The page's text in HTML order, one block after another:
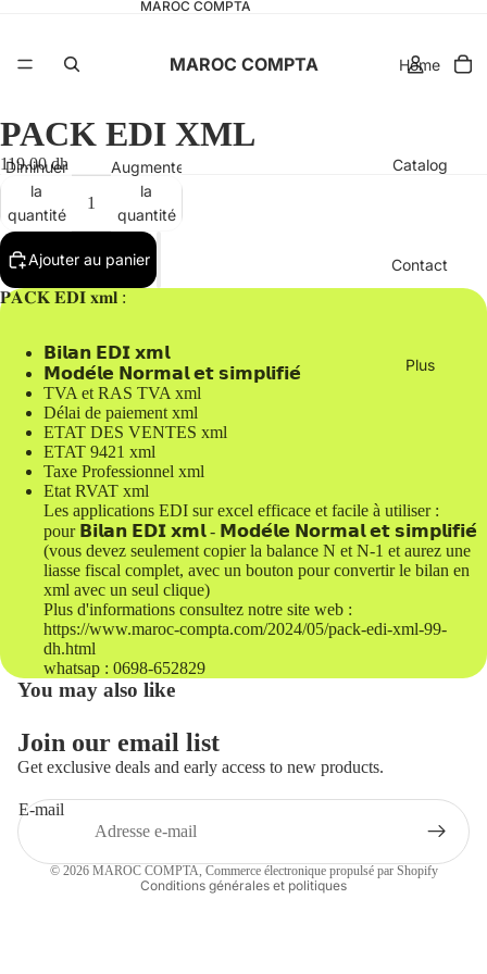
MAROC COMPTA
MAROC COMPTA Home
Catalog
Contact
Plus
PACK EDI XML
119.00 dh
Diminuer
la
quantité
Augmenter
la
quantité
Ajouter au panier
𝐏𝐀𝐂𝐊 𝐄𝐃𝐈 𝐱𝐦𝐥 :
𝗕𝗶𝗹𝗮𝗻 𝗘𝗗𝗜 𝘅𝗺𝗹
𝗠𝗼𝗱𝗲́𝗹𝗲 𝗡𝗼𝗿𝗺𝗮𝗹 𝗲𝘁 𝘀𝗶𝗺𝗽𝗹𝗶𝗳𝗶𝗲́
TVA et RAS TVA xml
Délai de paiement xml
ETAT DES VENTES xml
ETAT 9421 xml
Taxe Professionnel xml
Etat RVAT xml
Les applications EDI sur excel efficace et facile à utiliser :
pour 𝗕𝗶𝗹𝗮𝗻 𝗘𝗗𝗜 𝘅𝗺𝗹 - 𝗠𝗼𝗱𝗲́𝗹𝗲 𝗡𝗼𝗿𝗺𝗮𝗹 𝗲𝘁 𝘀𝗶𝗺𝗽𝗹𝗶𝗳𝗶𝗲́
(vous devez seulement copier la balance N et N-1 et aurez une
liasse fiscal complet, avec un bouton pour convertir le bilan en
xml avec un seul clique)
Plus d'informations consultez notre site web :
https://www.maroc-compta.com/2024/05/pack-edi-xml-99-
dh.html
whatsap : 0698-652829
You may also like
Join our email list
Get exclusive deals and early access to new products.
E-mail
© 2026 MAROC COMPTA, Commerce électronique propulsé par Shopify
Conditions générales et politiques